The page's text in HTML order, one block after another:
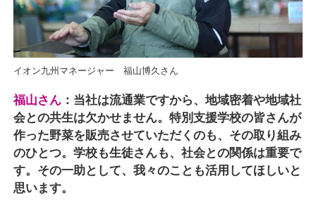
イオン九州マネージャー 福山博久さん
福山さん ：当社は流通業ですから、地域密着や地域社
会との共生は欠かせません。特別支援学校の皆さんが
作った野菜を販売させていただくのも、その取り組み
のひとつ。学校も生徒さんも、社会との関係は重要で
す。その一助として、我々のことも活用してほしいと
思います。